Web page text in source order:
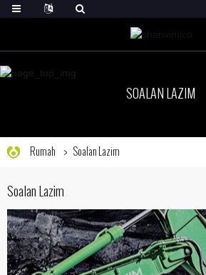
SOALAN LAZIM
Rumah Soalan Lazim
Soalan Lazim